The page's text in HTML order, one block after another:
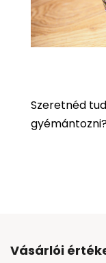
Szeretnéd
Vásárlói